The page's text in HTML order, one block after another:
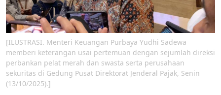
[ILUSTRASI. Menteri Keuangan Purbaya Yudhi Sadewa
memberi keterangan usai pertemuan dengan sejumlah direksi
perbankan pelat merah dan swasta serta perusahaan
sekuritas di Gedung Pusat Direktorat Jenderal Pajak, Senin
(13/10/2025).]